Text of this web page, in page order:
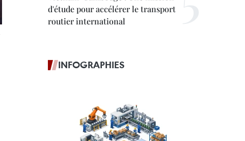
d'étude pour accélérer le transport
routier international
INFOGRAPHIES